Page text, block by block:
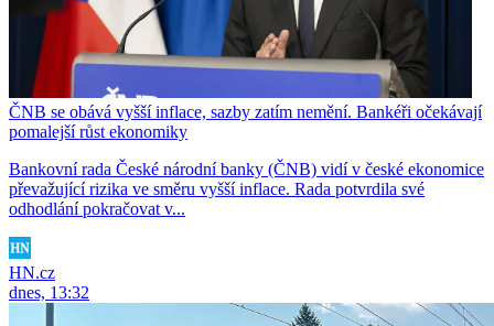
ČNB se obává vyšší inflace, sazby zatím nemění. Bankéři očekávají
pomalejší růst ekonomiky
Bankovní rada České národní banky (ČNB) vidí v české ekonomice
převažující rizika ve směru vyšší inflace. Rada potvrdila své
odhodlání pokračovat v...
HN.cz
dnes, 13:32